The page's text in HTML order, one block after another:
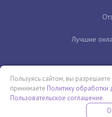
Лучшие
Бесплатная летняя
Пользуясь сайтом, вы
принимаете Политику обработки
Пользовательское соглашение.